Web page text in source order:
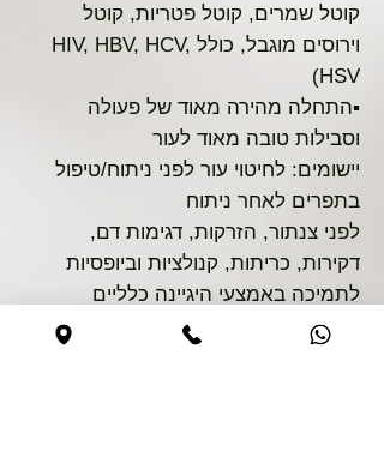
קוטל שמרים, קוטל פטריות, קוטל
וירוסים מוגבל, כולל HIV, HBV, HCV,
HSV)
▪️התחלה מהירה מאוד של פעולה
וסבילות טובה מאוד לעור
יישומים: לחיטוי עור לפני ניתוח/טיפול
בתפרים לאחר ניתוח
לפני צנתור, הזרקות, דגימות דם,
דקירות, כריתות, קנולציות וביופסיות
לתמיכה באמצעי היגיינה כלליים
למניעת מחלות עור פטרייתיות